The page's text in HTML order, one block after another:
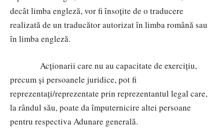
decât limba engleză, vor fi însoțite de o traducere
realizată de un traducător autorizat în limba română sau
în limba engleză.
Acționarii care nu au capacitate de exercițiu,
precum și persoanele juridice, pot fi
reprezentați/reprezentate prin reprezentantul legal care,
la rândul său, poate da împuternicire altei persoane
pentru respectiva Adunare generală.